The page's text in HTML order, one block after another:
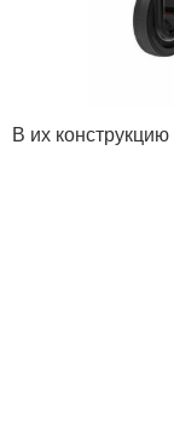
В их конструкцию